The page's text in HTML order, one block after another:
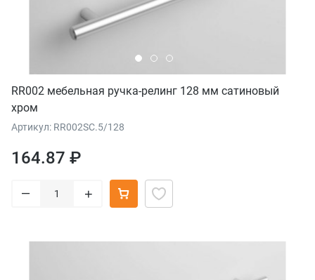
RR002 мебельная ручка-релинг 128 мм сатиновый
хром
Артикул: RR002SC.5/128
164.87 ₽
– +